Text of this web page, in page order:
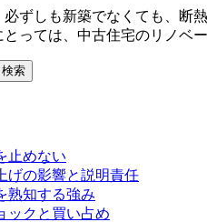
ずしも新築でなくても、断
っては、中古住宅のリノベ
止めない
げの影響と説明責任
熟知する強み
ックと買い占め